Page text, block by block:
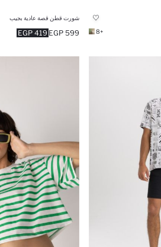
+8
شورت قطن قصة عادية بجيب
419 EGP 599 EGP